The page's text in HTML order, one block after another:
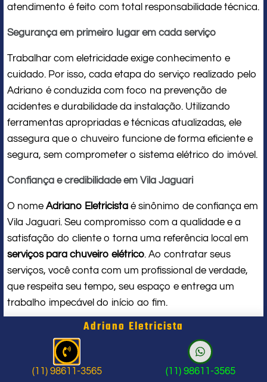
atendimento é feito com total responsabilidade técnica.
Segurança em primeiro lugar em cada serviço
Trabalhar com eletricidade exige conhecimento e
cuidado. Por isso, cada etapa do serviço realizado pelo
Adriano é conduzida com foco na prevenção de
acidentes e durabilidade da instalação. Utilizando
ferramentas apropriadas e técnicas atualizadas, ele
assegura que o chuveiro funcione de forma eficiente e
segura, sem comprometer o sistema elétrico do imóvel.
Confiança e credibilidade em Vila Jaguari
O nome Adriano Eletricista é sinônimo de confiança em
Vila Jaguari. Seu compromisso com a qualidade e a
satisfação do cliente o torna uma referência local em
serviços para chuveiro elétrico. Ao contratar seus
serviços, você conta com um profissional de verdade,
que respeita seu tempo, seu espaço e entrega um
trabalho impecável do início ao fim.
Problema com chuveiro: sinais que
indicam a hora de chamar um
profissional
Adriano Eletricista
(11) 98611-3565 (11) 98611-3565